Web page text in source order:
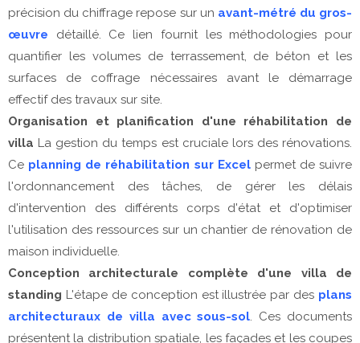
précision du chiffrage repose sur un avant-métré du gros-
œuvre détaillé. Ce lien fournit les méthodologies pour
quantifier les volumes de terrassement, de béton et les
surfaces de coffrage nécessaires avant le démarrage
effectif des travaux sur site.
Organisation et planification d'une réhabilitation de
villa La gestion du temps est cruciale lors des rénovations.
Ce planning de réhabilitation sur Excelpermet de suivre
l'ordonnancement des tâches, de gérer les délais
d'intervention des différents corps d'état et d'optimiser
l'utilisation des ressources sur un chantier de rénovation de
maison individuelle.
Conception architecturale complète d'une villa de
standing L'étape de conception est illustrée par des plans
architecturaux de villa avec sous-sol. Ces documents
présentent la distribution spatiale, les façades et les coupes